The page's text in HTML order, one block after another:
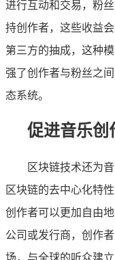
进行互动和交易，粉
持创作者，这些收益
第三方的抽成，这种
强了创作者与粉丝之
态系统。
促进音乐创
区块链技术还为
区块链的去中心化特
创作者可以更加自由
公司或发行商，创作